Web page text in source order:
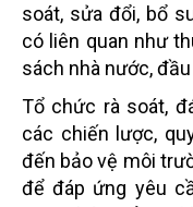
soát, sửa đổi, bổ
có liên quan như
sách nhà nước,
Tổ chức rà soát,
các chiến lược,
đến bảo vệ môi
để đáp ứng yêu